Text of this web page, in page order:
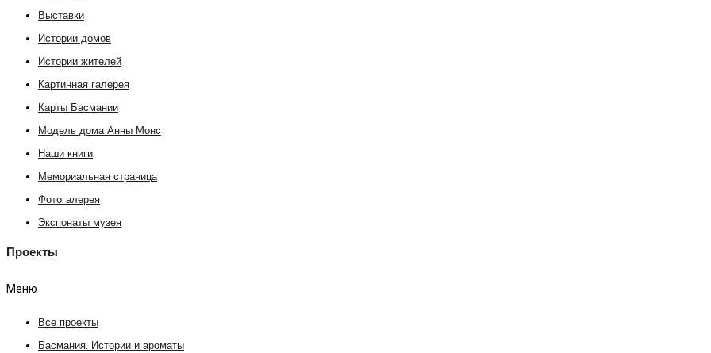
Выставки
Истории домов
Истории жителей
Картинная галерея
Карты Басмании
Модель дома Анны Монс
Наши книги
Мемориальная страница
Фотогалерея
Экспонаты музея
Проекты
Меню
Все проекты
Басмания. Истории и ароматы